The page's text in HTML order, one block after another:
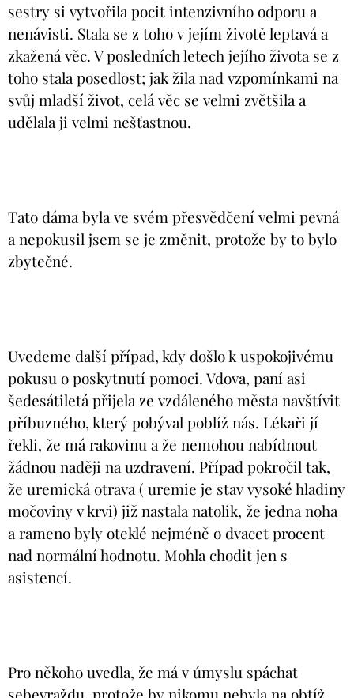
sestry si vytvořila pocit intenzivního odporu a
nenávisti. Stala se z toho v jejím životě leptavá a
zkažená věc. V posledních letech jejího života se z
toho stala posedlost; jak žila nad vzpomínkami na
svůj mladší život, celá věc se velmi zvětšila a
udělala ji velmi nešťastnou.
Tato dáma byla ve svém přesvědčení velmi pevná
a nepokusil jsem se je změnit, protože by to bylo
zbytečné.
Uvedeme další případ, kdy došlo k uspokojivému
pokusu o poskytnutí pomoci. Vdova, paní asi
šedesátiletá přijela ze vzdáleného města navštívit
příbuzného, který pobýval poblíž nás. Lékaři jí
řekli, že má rakovinu a že nemohou nabídnout
žádnou naději na uzdravení. Případ pokročil tak,
že uremická otrava ( uremie je stav vysoké hladiny
močoviny v krvi) již nastala natolik, že jedna noha
a rameno byly oteklé nejméně o dvacet procent
nad normální hodnotu. Mohla chodit jen s
asistencí.
Pro někoho uvedla, že má v úmyslu spáchat